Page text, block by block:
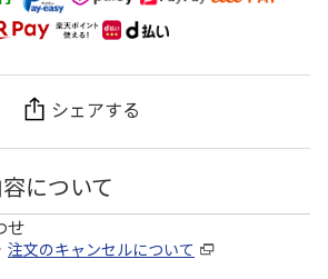
シェアする
について
せ
注文のキャンセルについて